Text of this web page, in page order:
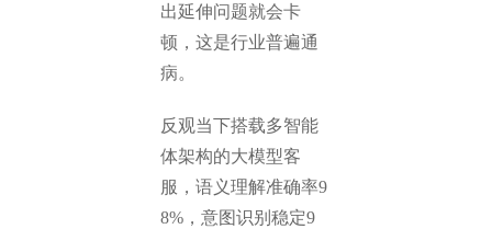
出延伸问题就会卡
顿，这是行业普遍通
病。
反观当下搭载多智能
体架构的大模型客
服，语义理解准确率9
8%，意图识别稳定9